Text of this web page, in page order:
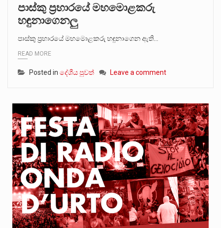
පාස්කු ප්‍රහාරයේ මහමොළකරු
හඳුනාගෙනලු
පාස්කු ප්‍රහාරයේ මහමොළකරු හඳුනාගෙන ඇති…
READ MORE
Posted in දේශීය පුවත් Leave a comment